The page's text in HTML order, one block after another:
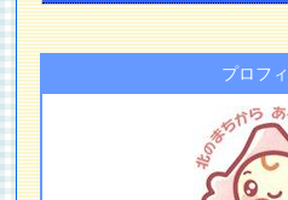
プロフ